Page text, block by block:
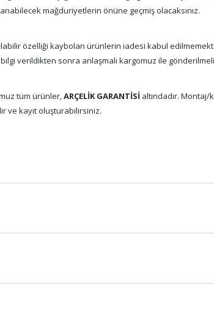
mağduriyetlerin önüne geçmiş olacaksınız.
özelliği kaybolan ürünlerin iadesi kabul
verildikten sonra anlaşmalı kargomuz ile
tüm ürünler,ARÇELİK GARANTİSİ altındadır.
ve kayıt oluşturabilirsiniz.